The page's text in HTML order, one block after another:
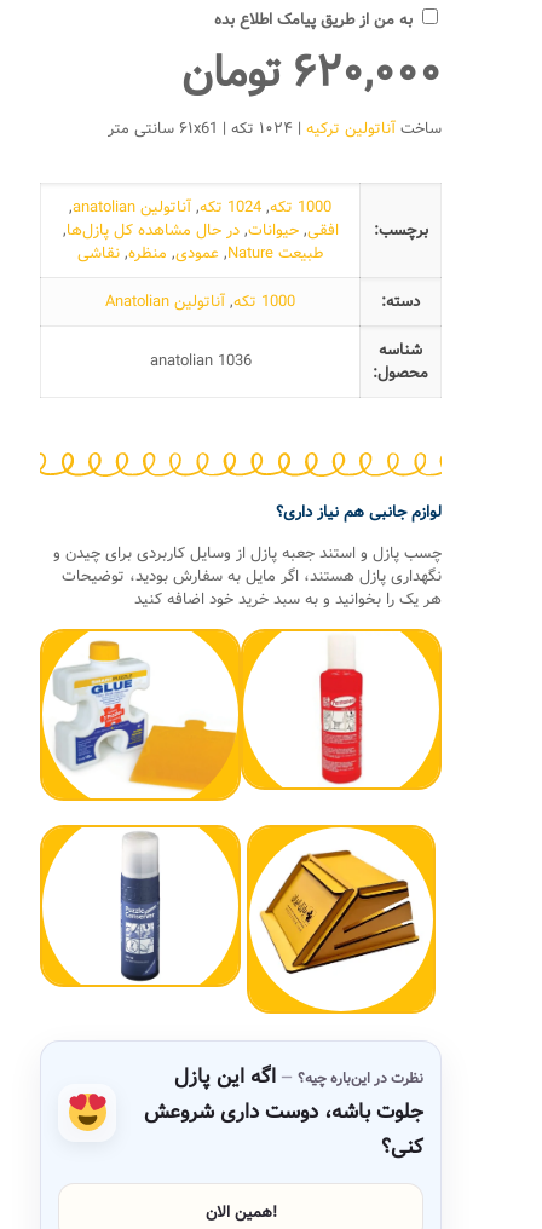
به من از طریق پیامک اطلاع بده
۶۲۰,۰۰۰ تومان
ساختآناتولین ترکیه | ۱۰۲۴ تکه | ۶۱x61 سانتی متر
برچسب:
1000 تکه ,1024 تکه ,آناتولین anatolian
,
افقی,حیوانات,در حال مشاهده کل پازل‌ها,
طبیعت Nature
, عمودی, منظره,نقاشی
دسته:
1000 تکه ,آناتولین Anatolian
شناسه
محصول:
anatolian 1036
لوازم جانبی هم نیاز داری؟
چسب پازل و استند جعبه پازل از وسایل کاربردی برای چیدن و
نگهداری پازل هستند، اگر مایل به سفارش بودید، توضیحات
هر یک را بخوانید و به سبد خرید خود اضافه کنید
نظرت در این‌باره چیه؟
اگه این پازل
جلوت باشه، دوست داری شروعش
کنی؟
همین الان!